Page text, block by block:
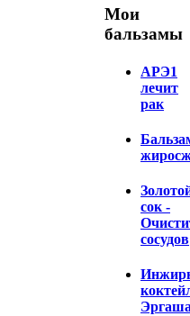
Мои
бальзамы
АРЭ1
лечит
рак
сок -
сосудов